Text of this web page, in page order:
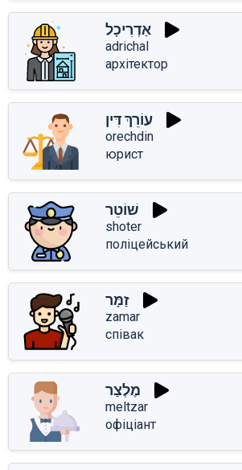
אַדְרִיכָל
adrichal
архітектор
עוֹרֵךְ דִּין
orechdin
юрист
שׁוֹטֵר
shoter
поліцейський
זַמָּר
zamar
співак
מֶלְצַר
meltzar
офіціант